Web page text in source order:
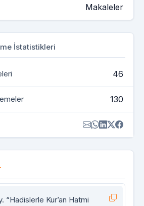
Makaleler
İstatistikleri
46
130
“Hadislerle Kur’an Hatmi